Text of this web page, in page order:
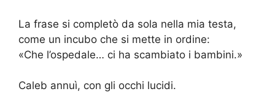
La frase si completò da sola nella mia testa,
come un incubo che si mette in ordine:
«Che l’ospedale… ci ha scambiato i bambini.»
Caleb annuì, con gli occhi lucidi.